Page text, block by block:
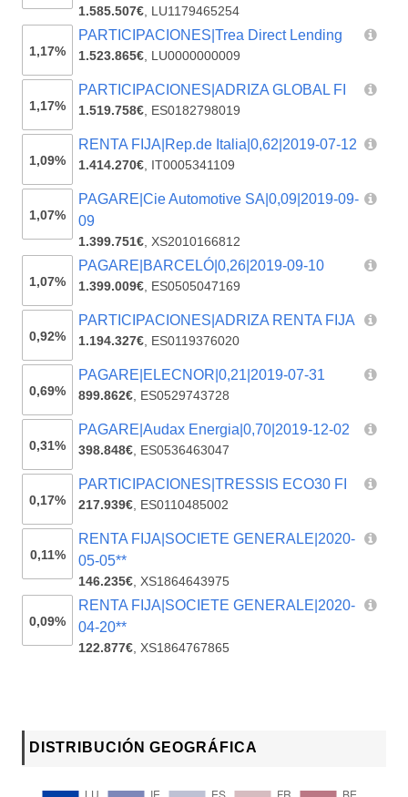
1.585.507€, LU1179465254
1,17%
PARTICIPACIONES|Trea Direct Lending
1.523.865€, LU0000000009
1,17%
PARTICIPACIONES|ADRIZA GLOBAL FI
1.519.758€, ES0182798019
1,09%
RENTA FIJA|Rep.de Italia|0,62|2019-07-12
1.414.270€, IT0005341109
1,07%
PAGARE|Cie Automotive SA|0,09|2019-09-
09
1.399.751€,XS2010166812
1,07%
PAGARE|BARCELÓ|0,26|2019-09-10
1.399.009€, ES0505047169
0,92%
PARTICIPACIONES|ADRIZA RENTA FIJA
1.194.327€, ES0119376020
0,69%
PAGARE|ELECNOR|0,21|2019-07-31
899.862€, ES0529743728
0,31%
PAGARE|Audax Energia|0,70|2019-12-02
398.848€, ES0536463047
0,17%
PARTICIPACIONES|TRESSIS ECO30 FI
217.939€, ES0110485002
0,11%
RENTA FIJA|SOCIETE GENERALE|2020-
05-05**
146.235€,XS1864643975
0,09%
RENTA FIJA|SOCIETE GENERALE|2020-
04-20**
122.877€,XS1864767865
DISTRIBUCIÓN GEOGRÁFICA